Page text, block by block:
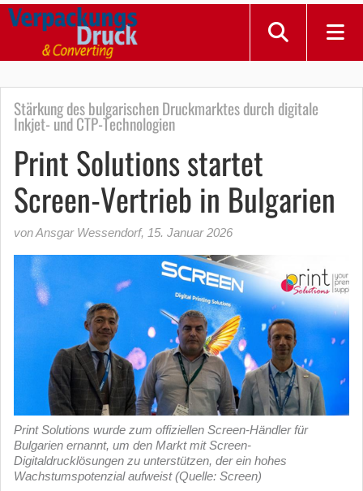
Stärkung des bulgarischen Druckmarktes durch digitale
Inkjet- und CTP-Technologien
Print Solutions startet
Screen-Vertrieb in Bulgarien
von Ansgar Wessendorf, 15. Januar 2026
Print Solutions wurde zum offiziellen Screen-Händler für
Bulgarien ernannt, um den Markt mit Screen-
Digitaldrucklösungen zu unterstützen, der ein hohes
Wachstumspotenzial aufweist (Quelle: Screen)